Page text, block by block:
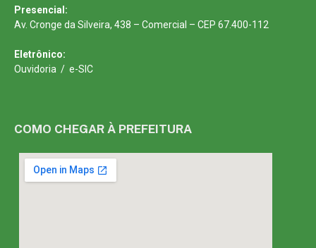
Presencial:
Av. Cronge da Silveira, 438 – Comercial – CEP 67.400-112
Eletrônico:
Ouvidoria / e-SIC
COMO CHEGAR À PREFEITURA